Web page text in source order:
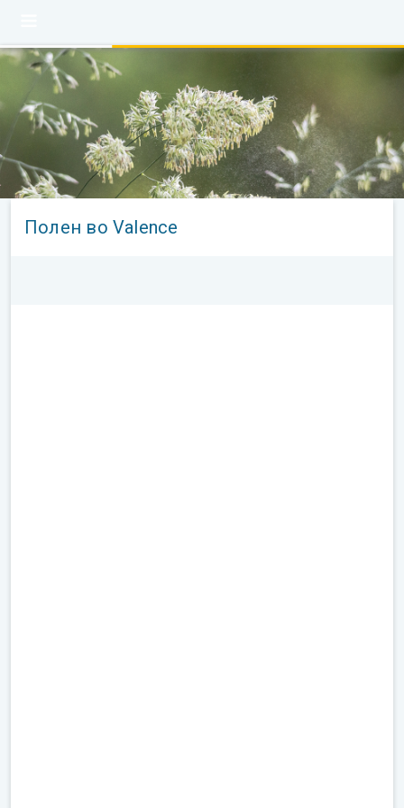
Полен во Valence